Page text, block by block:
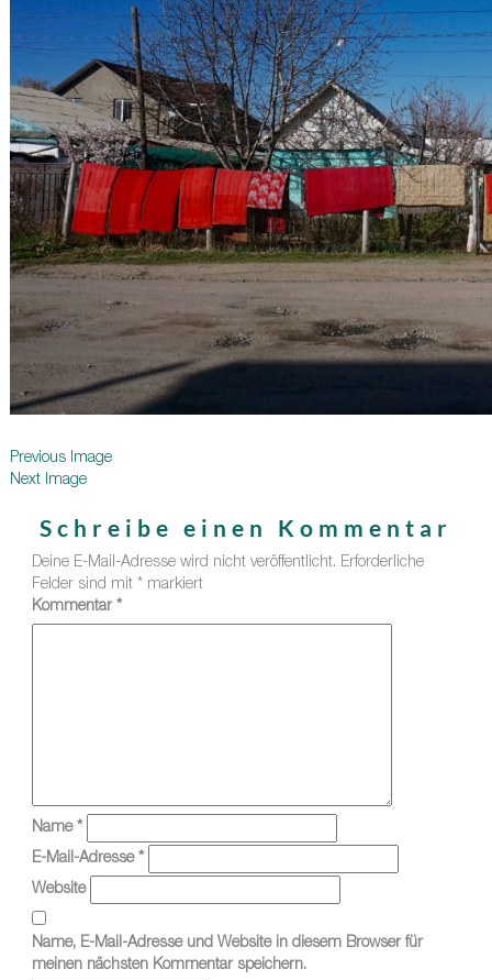
Previous Image
Next Image
Schreibe einen Kommentar
Deine E-Mail-Adresse wird nicht veröffentlicht. Erforderliche
Felder sind mit * markiert
Kommentar *
Name *
E-Mail-Adresse *
Website
Name, E-Mail-Adresse und Website in diesem Browser für
meinen nächsten Kommentar speichern.